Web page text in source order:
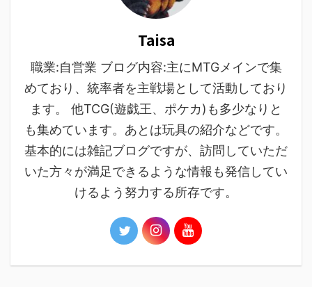
Taisa
職業:自営業 ブログ内容:主にMTGメインで集
めており、統率者を主戦場として活動しており
ます。 他TCG(遊戯王、ポケカ)も多少なりと
も集めています。あとは玩具の紹介などです。
基本的には雑記ブログですが、訪問していただ
いた方々が満足できるような情報も発信してい
けるよう努力する所存です。